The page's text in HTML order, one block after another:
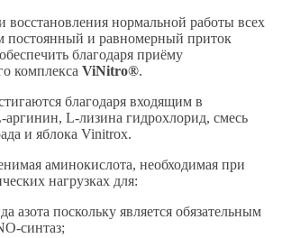
восстановления нормальной работы всех
постоянный и равномерный приток
благодаря приёму
комплекса ViNitro®.
благодаря входящим в
аргинин, L-лизина гидрохлорид, смесь
и яблока Vinitrox.
аминокислота, необходимая при
нагрузках для:
азота поскольку является обязательным
синтаз;